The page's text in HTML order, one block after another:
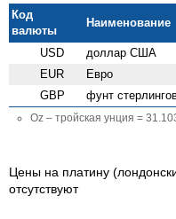
Код
валюты
Наименование
USD доллар США
EUR Евро
GBP фунт
Oz – тройская унция =
Цены на платину
отсутствуют